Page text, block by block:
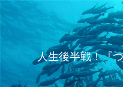
人生後半戦！『